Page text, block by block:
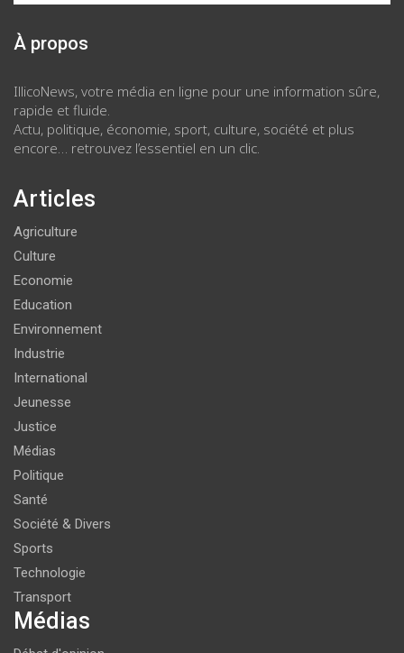
À propos
IllicoNews, votre média en ligne pour une information sûre,
rapide et fluide.
Actu, politique, économie, sport, culture, société et plus
encore… retrouvez l’essentiel en un clic.
Articles
Agriculture
Culture
Economie
Education
Environnement
Industrie
International
Jeunesse
Justice
Médias
Politique
Santé
Société & Divers
Sports
Technologie
Transport
Médias